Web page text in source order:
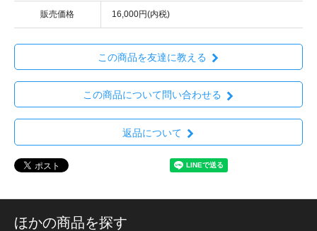
販売価格 16,000円(内税)
この商品を友達に教える
この商品について問い合わせる
返品について
ほかの商品を探す